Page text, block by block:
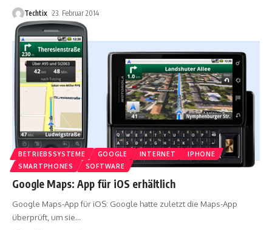
Techtix 23. Februar 2014
BETRIEBSSYSTEME GOOGLE INTERNET
IPHONE
SMARTPHONES
SOFTWARE
Google Maps: App für iOS erhältlich
Google Maps-App für iOS: Google hatte zuletzt die Maps-App
überprüft, um sie…